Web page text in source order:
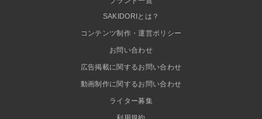
SAKIDORIとは？
コンテンツ制作・運営ポリシー
お問い合わせ
広告掲載に関するお問い合わせ
動画制作に関するお問い合わせ
ライター募集